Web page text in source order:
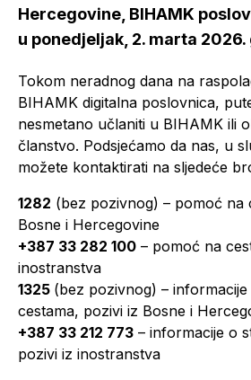
Hercegovine, BIHAMK
u ponedjeljak, 2. marta 2026.
Tokom neradnog dana na
BIHAMK digitalna poslovnica,
nesmetano učlaniti u BIHAMK ili
članstvo. Podsjećamo da nas, u
možete kontaktirati na sljedeće
1282 (bez pozivnog) – pomoć na
Bosne i Hercegovine
+387 33 282 100 – pomoć na
inostranstva
1325 (bez pozivnog) –
cestama, pozivi iz Bosne i
+387 33 212 773 – informacije o
pozivi iz inostranstva